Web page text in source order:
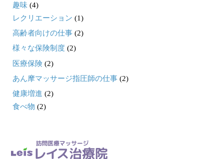
趣味 (4)
レクリエーション (1)
高齢者向けの仕事 (2)
様々な保険制度 (2)
医療保険 (2)
あん摩マッサージ指圧師の仕事 (2)
健康増進 (2)
食べ物 (2)